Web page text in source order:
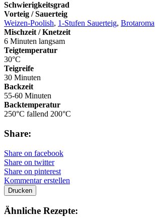
Schwierigkeitsgrad
Vorteig / Sauerteig
Weizen-Poolish, 1-Stufen Sauerteig, Brotaroma
Mischzeit / Knetzeit
6 Minuten langsam
Teigtemperatur
30°C
Teigreife
30 Minuten
Backzeit
55-60 Minuten
Backtemperatur
250°C fallend 200°C
Share:
Share on facebook
Share on twitter
Share on pinterest
Kommentar erstellen
Drucken
Ähnliche Rezepte: